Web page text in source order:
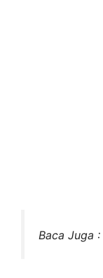
Baca Juga :